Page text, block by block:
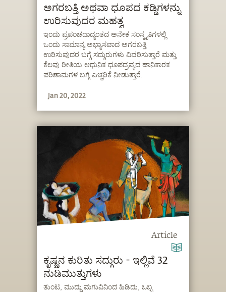
ಅಗರಬತ್ತಿ ಅಥವಾ ಧೂಪದ ಕಡ್ಡಿಗಳನ್ನು
ಉರಿಸುವುದರ ಮಹತ್ವ
ಇಂದು ಪ್ರಪಂಚದಾದ್ಯಂತದ ಅನೇಕ ಸಂಸ್ಕೃತಿಗಳಲ್ಲಿ
ಒಂದು ಸಾಮಾನ್ಯ ಅಭ್ಯಾಸವಾದ ಅಗರಬತ್ತಿ
ಉರಿಸುವುದರ ಬಗ್ಗೆ ಸದ್ಗುರುಗಳು ವಿವರಿಸುತ್ತಾರೆ ಮತ್ತು
ಕೆಲವು ರೀತಿಯ ಆಧುನಿಕ ಧೂಪದ್ರವ್ಯದ ಹಾನಿಕಾರಕ
ಪರಿಣಾಮಗಳ ಬಗ್ಗೆ ಎಚ್ಚರಿಕೆ ನೀಡುತ್ತಾರೆ.
Jan 20, 2022
Article
ಕೃಷ್ಣನ ಕುರಿತು ಸದ್ಗುರು - ಇಲ್ಲಿವೆ 32
ನುಡಿಮುತ್ತುಗಳು
ತುಂಟ, ಮುದ್ದು ಮಗುವಿನಿಂದ ಹಿಡಿದು, ಒಬ್ಬ